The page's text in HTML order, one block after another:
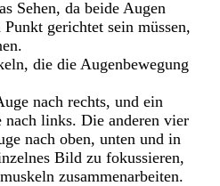
Sehen, da beide Augen
gerichtet sein müssen,
die die Augenbewegung
nach rechts, und ein
nach links. Die anderen vier
nach oben, unten und in
Bild zu fokussieren,
zusammenarbeiten.